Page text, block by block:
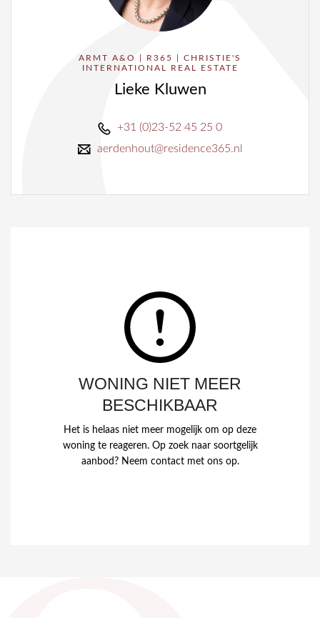
ARMT A&O | R365 | CHRISTIE'S
INTERNATIONAL REAL ESTATE
Lieke Kluwen
+31 (0)23-52 45 25 0
aerdenhout@residence365.nl
WONING NIET MEER
BESCHIKBAAR
Het is helaas niet meer mogelijk om op deze
woning te reageren. Op zoek naar soortgelijk
aanbod? Neem contact met ons op.